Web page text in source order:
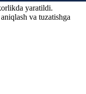
yaratildi.
va tuzatishga